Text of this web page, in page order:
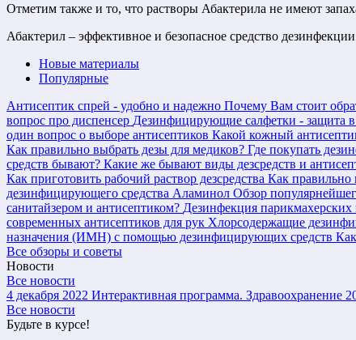
Отметим также и то, что растворы Абактерила не имеют
Абактерил – эффективное и безопасное средство
Новые материалы
Популярные
Антисептик спрей - удобно и надежно Почему Вам стоит
вопрос про диспенсер Дезинфицирующие салфетки - защита
один вопрос о выборе антисептиков Какой кожный
Как правильно выбрать дезы для медиков? Где покупать
средств бывают? Какие же бывают виды дезсредств и
Как приготовить рабочий раствор дезсредства Как правильно
дезинфицирующего средства Аламинол Обзор
санитайзером и антисептиком? Дезинфекция парикмахерских
современных антисептиков для рук Хлорсодержащие
назначения (ИМН) с помощью дезинфицирующих средств
Все обзоры и советы
Новости
Все новости
4 декабря 2022 Интерактивная программа. Здравоохранение
Все новости
Будьте в курсе!